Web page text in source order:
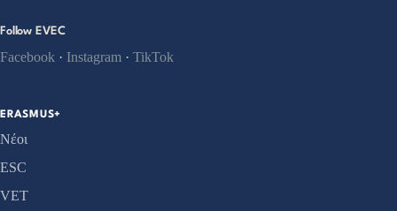
Follow EVEC
Facebook · Instagram · TikTok
ERASMUS+
Νέοι
ESC
VET